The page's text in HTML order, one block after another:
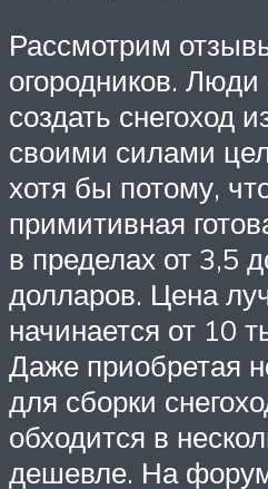
Рассмотрим
огородников.
создать снегоход
своими силами
хотя бы потому,
примитивная
в пределах от 3,5
долларов. Цена
начинается от 10
Даже приобретая
для сборки
обходится в
дешевле. На